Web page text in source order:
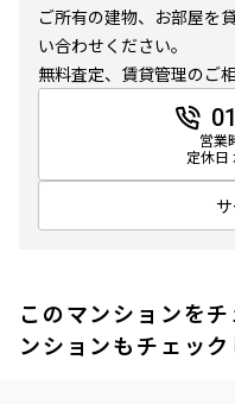
ご所有の建物、お部屋を
い合わせください。
無料査定、賃貸管理のご
営業
定休日
このマンションを
ンションもチェック